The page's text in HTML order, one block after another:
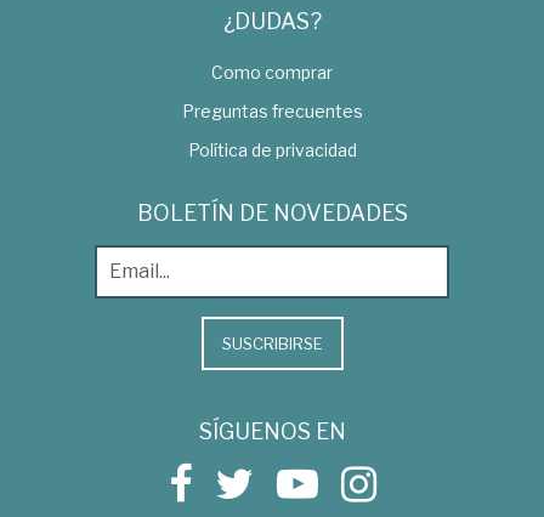
¿DUDAS?
Como comprar
Preguntas frecuentes
Política de privacidad
BOLETÍN DE NOVEDADES
SUSCRIBIRSE
SÍGUENOS EN